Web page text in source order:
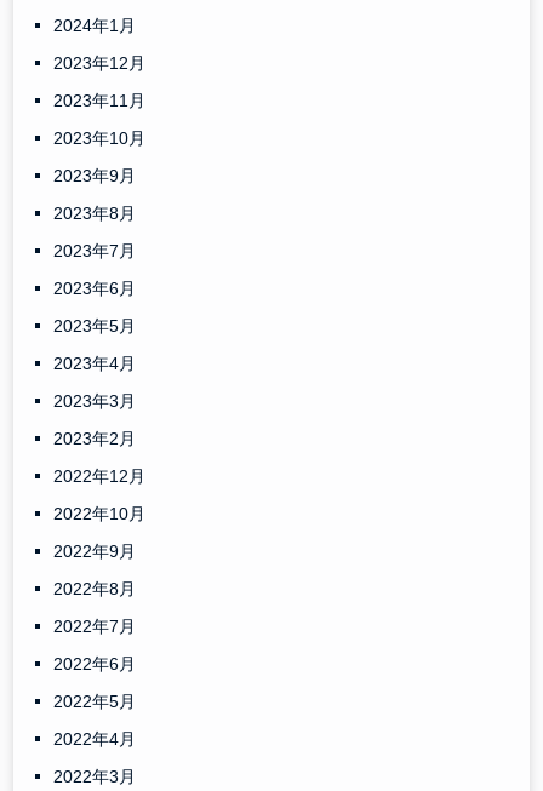
2024年1月
2023年12月
2023年11月
2023年10月
2023年9月
2023年8月
2023年7月
2023年6月
2023年5月
2023年4月
2023年3月
2023年2月
2022年12月
2022年10月
2022年9月
2022年8月
2022年7月
2022年6月
2022年5月
2022年4月
2022年3月